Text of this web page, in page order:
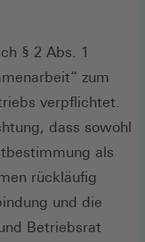
§ 2 Abs. 1
zum
verpflichtet.
dass sowohl
als
rückläufig
und die
Betriebsrat